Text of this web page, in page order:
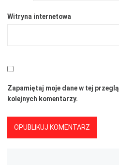
Witryna internetowa
Zapamiętaj moje dane w tej
kolejnych komentarzy.